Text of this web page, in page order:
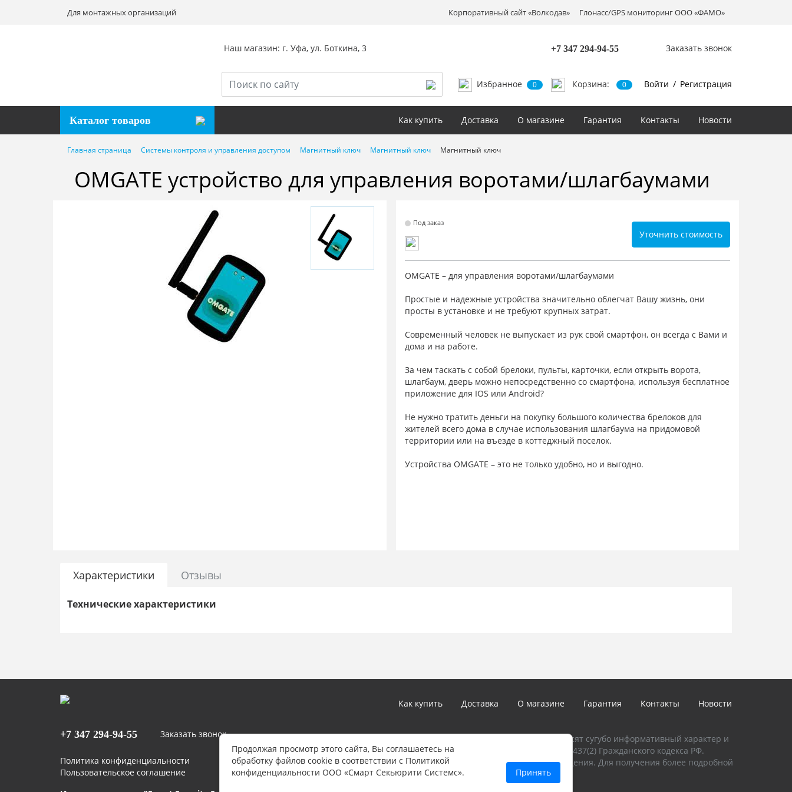
Для монтажных организаций Корпоративный сайт «Волкодав» Глонасс/GPS мониторинг ООО «ФАМО»
Наш магазин: г. Уфа, ул. Боткина, 3
Избранное 0
+7 347294-94-55
Корзина: 0
Заказать звонок
Войти /Регистрация
Каталог товаров Как купить Доставка О магазине Гарантия Контакты Новости
Главная страница Системы контроля и управления доступом Магнитный ключ Магнитный ключ Магнитный ключ
OMGATE устройство для управления воротами/шлагбаумами
Под заказ
Уточнить стоимость
OMGATE – для управления воротами/шлагбаумами
Простые и надежные устройства значительно облегчат Вашу жизнь, они
просты в установке и не требуют крупных затрат.
Современный человек не выпускает из рук свой смартфон, он всегда с Вами и
дома и на работе.
За чем таскать с собой брелоки, пульты, карточки, если открыть ворота,
шлагбаум, дверь можно непосредственно со смартфона, используя бесплатное
приложение для IOS или Android?
Не нужно тратить деньги на покупку большого количества брелоков для
жителей всего дома в случае использования шлагбаума на придомовой
территории или на въезде в коттеджный поселок.
Устройства OMGATE – это не только удобно, но и выгодно.
Характеристики Отзывы
Технические характеристики
Как купить Доставка О магазине Гарантия Контакты Новости
+7 347 294-94-55 Заказать звонок
Политика конфиденциальности
Пользовательское соглашение
*Цены и технические характеристики, представленные в каталоге, носят сугубо информативный характер и
не являются публичной офертой, определяемой положениями Статьи 437(2) Гражданского кодекса РФ.
Указанные цены могут быть изменены в любое время без предупреждения. Для получения более подробной
информации звоните нам по телефону: 8 (347) 246-90-22
Продолжая просмотр этого сайта, Вы соглашаетесь на
обработку файлов cookie в соответствии с Политикой
конфиденциальности ООО «Смарт Секьюрити Системс».
Принять